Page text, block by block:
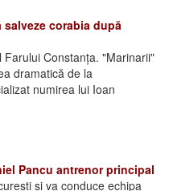
corabia după
Constanța. "Marinarii"
dramatică de la
numirea lui Ioan
Pancu antrenor principal
și va conduce echipa